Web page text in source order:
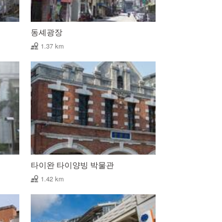
동셰광장
1.37 km
타이완 타이양빙 박물관
1.42 km